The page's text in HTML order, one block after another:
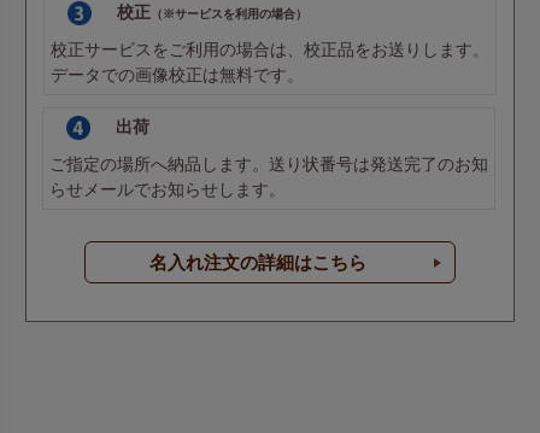
校正 （※サービスを利用の場合）
校正サービスをご利用の場合は、校正品をお送りします。
データでの画像校正は無料です。
出荷
ご指定の場所へ納品します。送り状番号は発送完了のお知
らせメールでお知らせします。
名入れ注文の詳細はこちら